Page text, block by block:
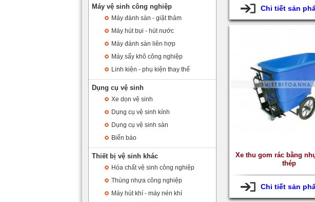
Máy vệ sinh công nghiệp
Máy đánh sàn - giặt thảm
Máy hút bụi - hút nước
Máy đánh sàn liên hợp
Máy sấy khô công nghiệp
Linh kiện - phụ kiện thay thế
Dụng cụ vệ sinh
Xe dọn vệ sinh
Dụng cụ vệ sinh kính
Dụng cụ vệ sinh sàn
Biển báo
Thiết bị vệ sinh khác
Hóa chất vệ sinh công nghiệp
Thùng nhựa công nghiệp
Máy hút khí - máy nén khí
Chi tiết sản
Xe thu gom rác bằng
thép
Chi tiết sản